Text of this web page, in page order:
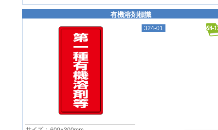
有機溶剤標識
324-01